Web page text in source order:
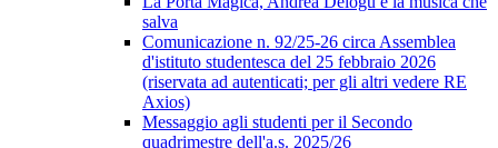
salva
Comunicazione n. 92/25-26 circa Assemblea
d'istituto studentesca del 25 febbraio 2026
(riservata ad autenticati; per gli altri vedere RE
Axios)
Messaggio agli studenti per il Secondo
quadrimestre dell'a.s. 2025/26